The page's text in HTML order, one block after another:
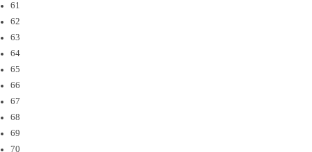
61
62
63
64
65
66
67
68
69
70